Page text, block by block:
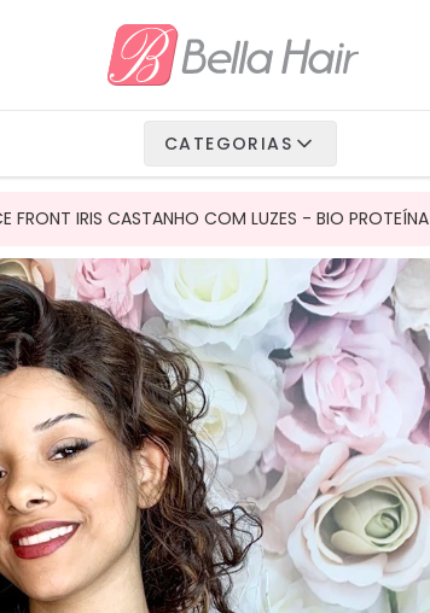
CATEGORIAS
FRONT IRIS CASTANHO COM LUZES - BIO PROTEÍNA